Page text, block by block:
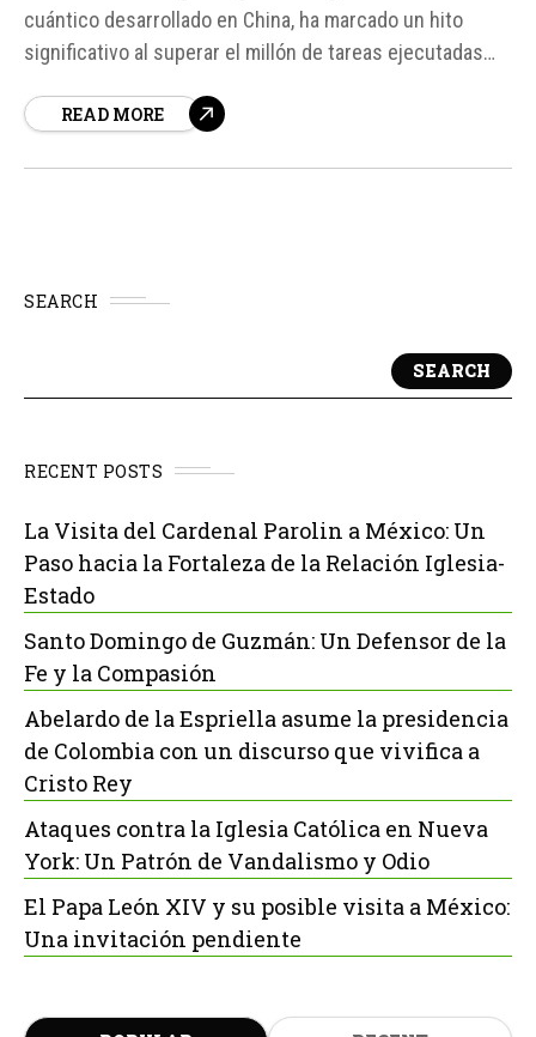
cuántico desarrollado en China, ha marcado un hito
significativo al superar el millón de tareas ejecutadas
Este logro no solo destaca el uso continuado de la
READ MORE
SEARCH
SEARCH
RECENT POSTS
La Visita del Cardenal Parolin a México: Un
Paso hacia la Fortaleza de la Relación Iglesia-
Estado
Santo Domingo de Guzmán: Un Defensor de la
Fe y la Compasión
Abelardo de la Espriella asume la presidencia
de Colombia con un discurso que vivifica a
Cristo Rey
Ataques contra la Iglesia Católica en Nueva
York: Un Patrón de Vandalismo y Odio
El Papa León XIV y su posible visita a México:
Una invitación pendiente